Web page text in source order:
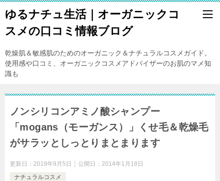
ゆるナチュ生活｜オーガニックコ
スメの口コミ情報ブログ
乾燥肌＆敏感肌のためのオーガニック＆ナチュラルコスメガイド。
使用感や口コミ、オーガニックコスメアドバイザーのお肌のマメ知
識も
ノンシリコンアミノ酸シャンプー
「mogans（モーガンス）」くせ毛＆乾燥毛
がサラッとしっとりまとまります
更新日： 2019年9月5日 公開日： 2014年1月18日
ナチュラルコスメ